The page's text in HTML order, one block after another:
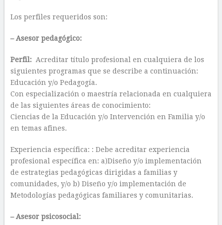
Los perfiles requeridos son:
– Asesor pedagógico:
Perfil:Acreditar título profesional en cualquiera de los
siguientes programas que se describe a continuación:
Educación y/o Pedagogía.
Con especialización o maestría relacionada en cualquiera
de las siguientes áreas de conocimiento:
Ciencias de la Educación y/o Intervención en Familia y/o
en temas afines.
Experiencia específica: : Debe acreditar experiencia
profesional específica en: a)Diseño y/o implementación
de estrategias pedagógicas dirigidas a familias y
comunidades, y/o b) Diseño y/o implementación de
Metodologías pedagógicas familiares y comunitarias.
– Asesor psicosocial: